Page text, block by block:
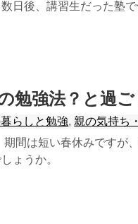
日後、講習生だった塾
勉強法？と過
らしと勉強, 親の気持ち
期間は短い春休みですが
ょうか。